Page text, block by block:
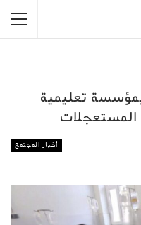
تعليمية
المستعجلات
أخبار المجتمع